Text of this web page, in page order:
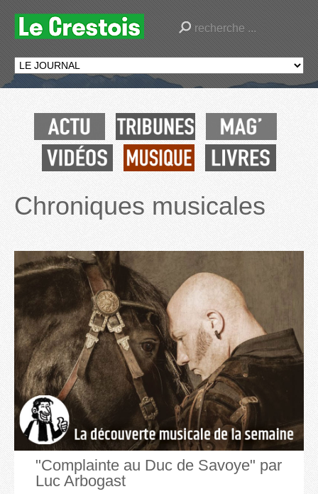
Chroniques musicales
"Complainte au Duc de Savoye" par
Luc Arbogast